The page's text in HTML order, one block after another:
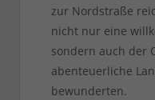
zur Nordstraße
nicht nur eine
sondern auch der
abenteuerliche
bewunderten.